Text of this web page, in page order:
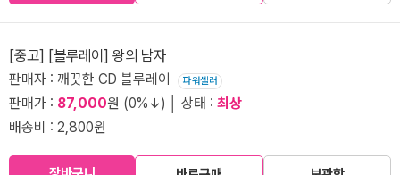
[중고] [블루레이] 왕의 남자
판매자 : 깨끗한 CD 블루레이 파워셀러
판매가 : 87,000원 (0%↓) │ 상태 : 최상
배송비 : 2,800원